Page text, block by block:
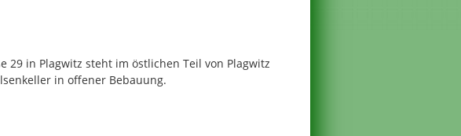
29 in Plagwitz steht im östlichen Teil von Plagwitz
in offener Bebauung.